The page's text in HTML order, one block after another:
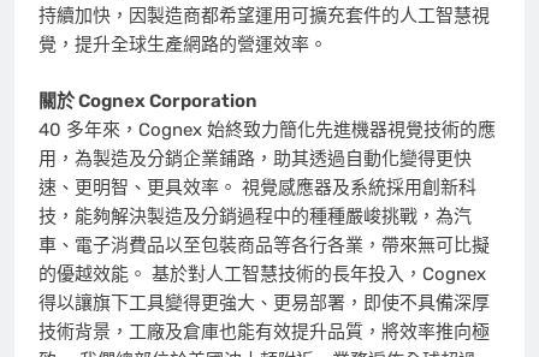
持續加快，因製造商都希望運用可擴充套件的人工智慧視
覺，提升全球生產網路的營運效率。
關於 Cognex Corporation
40 多年來，Cognex 始終致力簡化先進機器視覺技術的應
用，為製造及分銷企業鋪路，助其透過自動化變得更快
速、更明智、更具效率。 視覺感應器及系統採用創新科
技，能夠解決製造及分銷過程中的種種嚴峻挑戰，為汽
車、電子消費品以至包裝商品等各行各業，帶來無可比擬
的優越效能。 基於對人工智慧技術的長年投入，Cognex
得以讓旗下工具變得更強大、更易部署，即使不具備深厚
技術背景，工廠及倉庫也能有效提升品質，將效率推向極